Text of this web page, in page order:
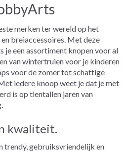
merken ter wereld op het
breiaccessoires. Met deze
een assortiment knopen voor al
van wintertruien voor je kinderen
voor de zomer tot schattige
iedere knoop weet je dat je met
is op tientallen jaren van
kwaliteit.
trendy, gebruiksvriendelijk en